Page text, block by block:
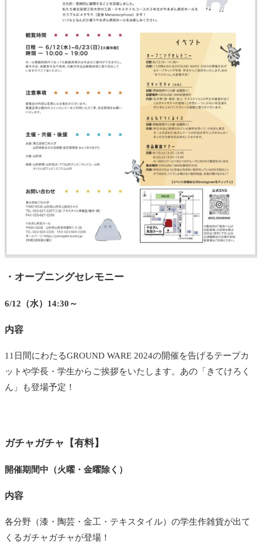
・オープニングセレモニー
6/12（水）14:30～
内容
11日間にわたるGROUND WARE 2024の開催を告げるテープカ
ットや学長・学生からご挨拶をいたします。あの「きてけろく
ん」も登場予定！
ガチャガチャ【有料】
開催期間中（火曜・金曜除く）
内容
各分野（漆・陶芸・金工・テキスタイル）の学生作雑貨が出て
くるガチャガチャが登場！